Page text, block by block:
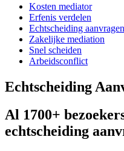
Kosten mediator
Erfenis verdelen
Echtscheiding aanvragen
Zakelijke mediation
Snel scheiden
Arbeidsconflict
Echtscheiding
Al 1700+
echtscheiding